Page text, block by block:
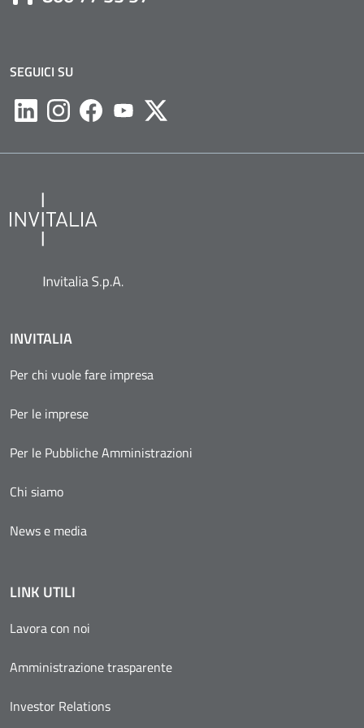
SEGUICI SU
LikedinInstagramFacebookYoutubeTwitter
INVITALIA
Per chi vuole fare impresa
Per le imprese
Per le Pubbliche Amministrazioni
Chi siamo
News e media
LINK UTILI
Lavora con noi
Amministrazione trasparente
Investor Relations